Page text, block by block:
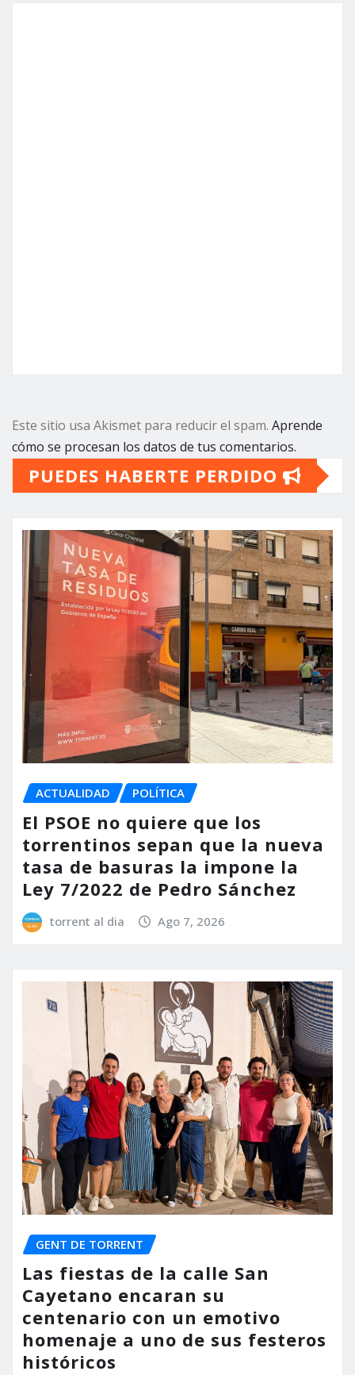
Este sitio usa Akismet para reducir el spam. Aprende
cómo se procesan los datos de tus comentarios.
PUEDES HABERTE PERDIDO
ACTUALIDAD POLÍTICA
El PSOE no quiere que los
torrentinos sepan que la nueva
tasa de basuras la impone la
Ley 7/2022 de Pedro Sánchez
torrent al dia Ago 7, 2026
GENT DE TORRENT
Las fiestas de la calle San
Cayetano encaran su
centenario con un emotivo
homenaje a uno de sus festeros
históricos